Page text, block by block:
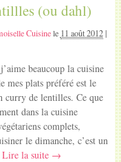
(ou dahl)
Cuisinele 11 août 2012|
beaucoup la cuisine
mes plats préféré est le
curry de lentilles. Ce que
dans la cuisine
complets,
le dimanche, c’est un
Lire la suite →